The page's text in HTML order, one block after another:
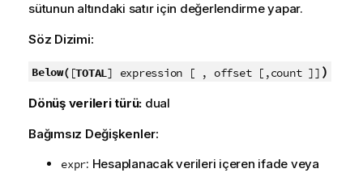
sütunun altındaki satır için değerlendirme yapar.
Söz Dizimi:
Below( [TOTAL] expression [ , offset [,count ]] )
Dönüş verileri türü: dual
Bağımsız Değişkenler:
expr: Hesaplanacak verileri içeren ifade veya